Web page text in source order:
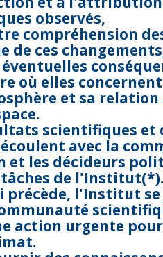
observés,
compréhension
de ces
où elles
et sa relation
scientifiques et
avec la
et les décideurs
de l'Institut(*).
précède, l'Institut
action urgente